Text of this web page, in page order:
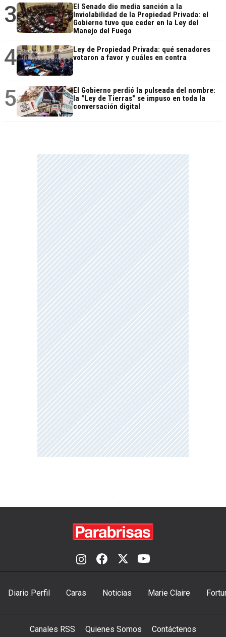
3
El Senado dio media sanción a la
Inviolabilidad de la Propiedad Privada: el
Gobierno tuvo que ceder en la Ley del
Manejo del Fuego
4
Ley de Propiedad Privada: qué senadores
votaron a favor y cuáles en contra
5
El Gobierno perdió la pulseada del nombre:
la "Ley de Tierras" se impuso en toda la
conversación digital
Diario Perfil Caras Noticias Marie Claire
Canales RSS Quienes Somos Contáctenos